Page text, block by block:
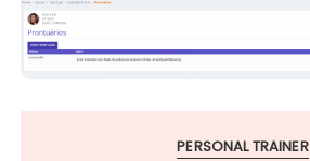
PERSONAL TRAINER